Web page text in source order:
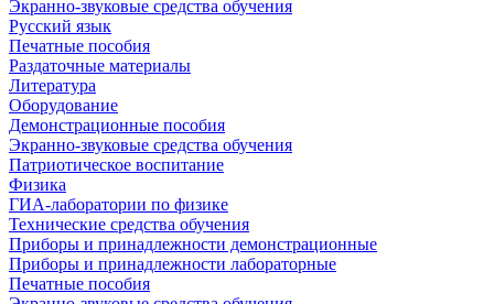
Экранно-звуковые средства обучения
Русский язык
Печатные пособия
Раздаточные материалы
Литература
Оборудование
Демонстрационные пособия
Экранно-звуковые средства обучения
Патриотическое воспитание
Физика
ГИА-лаборатории по физике
Технические средства обучения
Приборы и принадлежности демонстрационные
Приборы и принадлежности лабораторные
Печатные пособия